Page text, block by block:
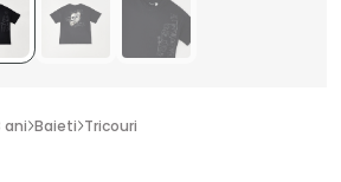
ani Baieti Tricouri